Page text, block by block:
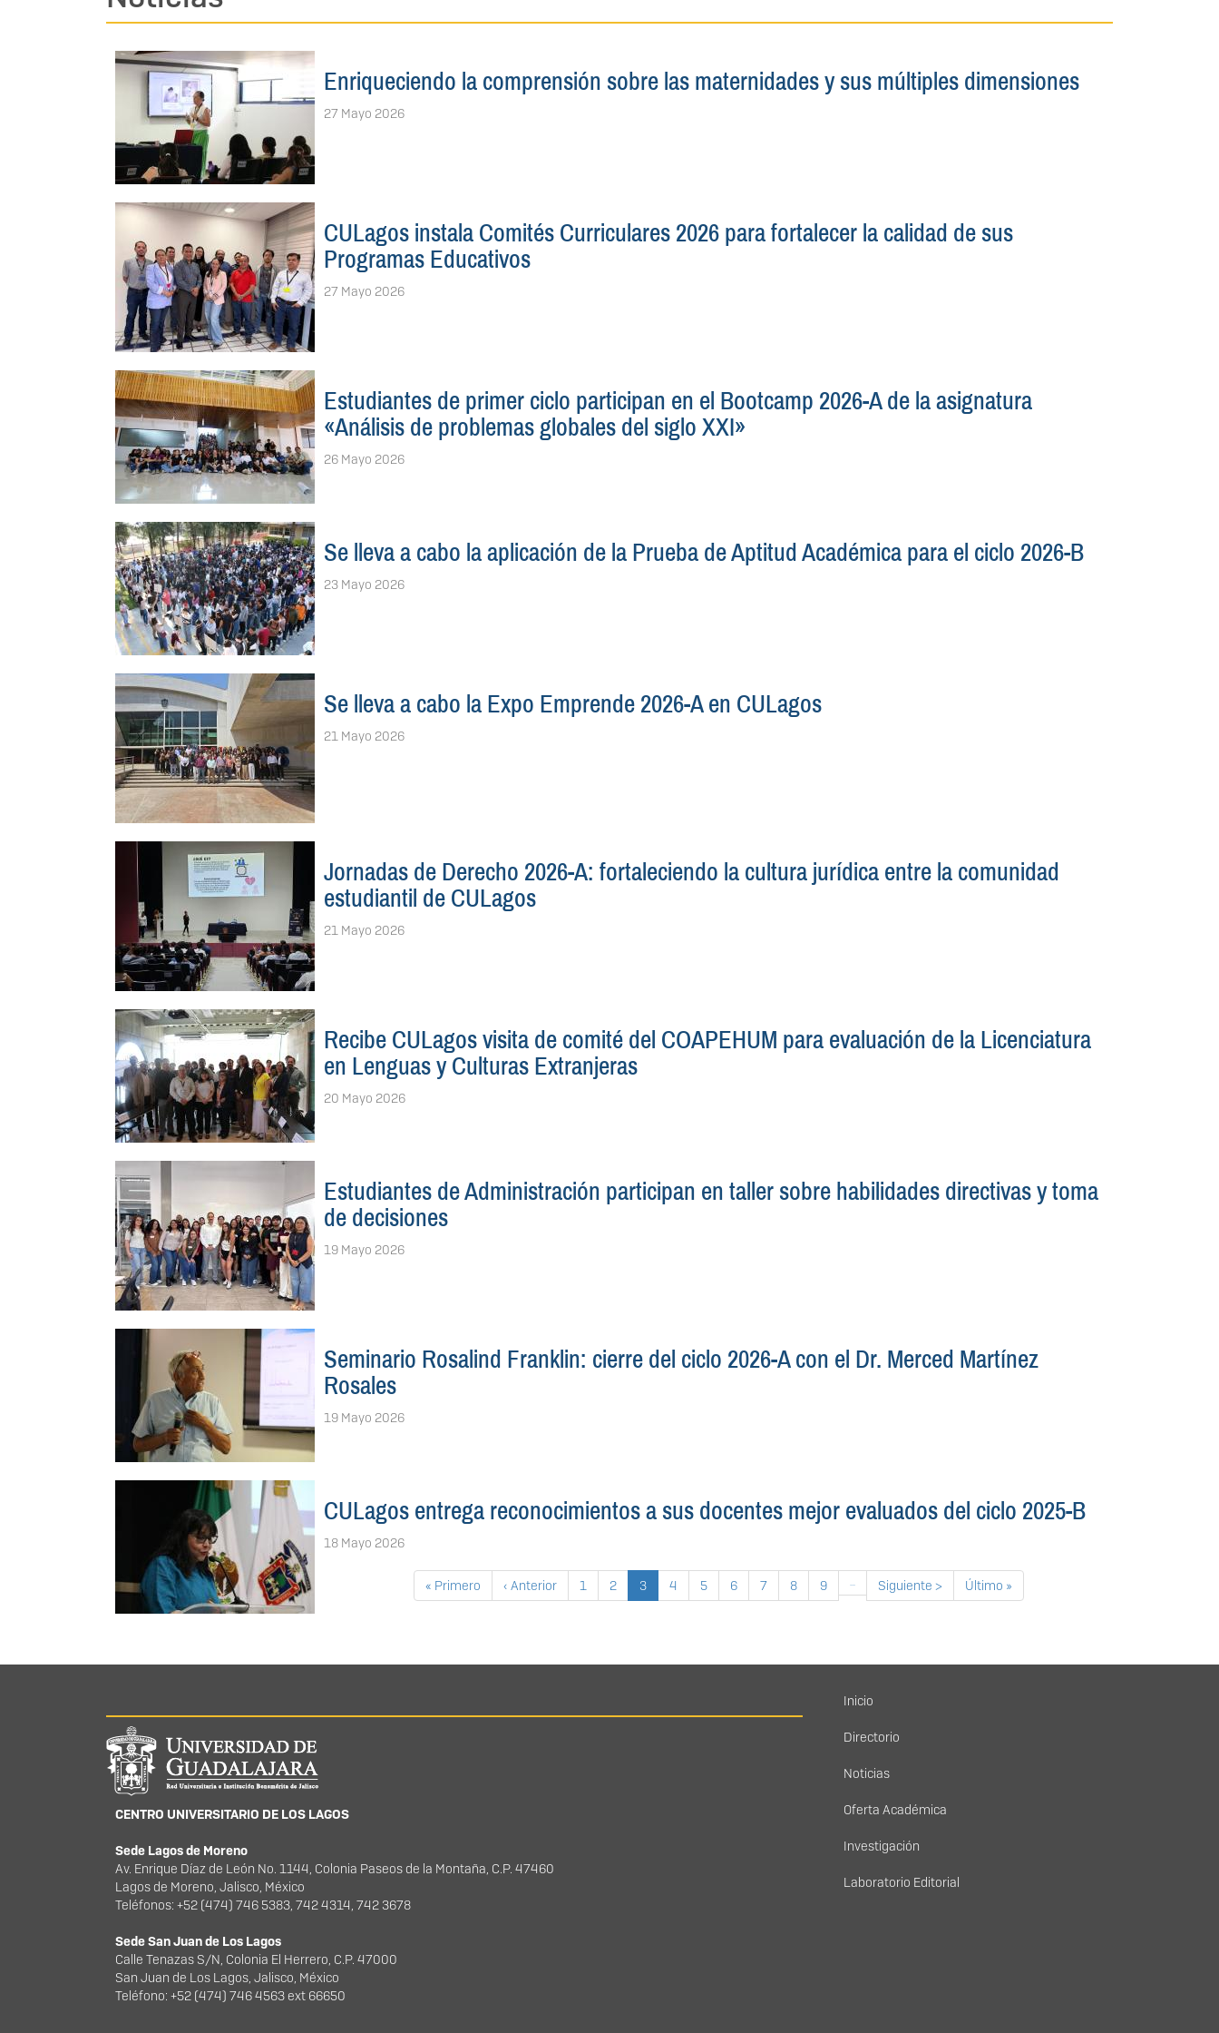
Enriqueciendo la comprensión sobre las maternidades y sus múltiples dimensiones
27 Mayo 2026
CULagos instala Comités Curriculares 2026 para fortalecer la calidad de sus
Programas Educativos
27 Mayo 2026
Estudiantes de primer ciclo participan en el Bootcamp 2026-A de la asignatura
«Análisis de problemas globales del siglo XXI»
26 Mayo 2026
Se lleva a cabo la aplicación de la Prueba de Aptitud Académica para el ciclo 2026-B
23 Mayo 2026
Se lleva a cabo la Expo Emprende 2026-A en CULagos
21 Mayo 2026
Jornadas de Derecho 2026-A: fortaleciendo la cultura jurídica entre la comunidad
estudiantil de CULagos
21 Mayo 2026
Recibe CULagos visita de comité del COAPEHUM para evaluación de la Licenciatura
en Lenguas y Culturas Extranjeras
20 Mayo 2026
Estudiantes de Administración participan en taller sobre habilidades directivas y toma
de decisiones
19 Mayo 2026
Seminario Rosalind Franklin: cierre del ciclo 2026-A con el Dr. Merced Martínez
Rosales
19 Mayo 2026
CULagos entrega reconocimientos a sus docentes mejor evaluados del ciclo 2025-B
18 Mayo 2026
Paginación
Primera página
« Primero Página anterior
‹ Anterior Página
1 Página
2 Página actual
3 Página
4 Página
5 Página
6 Página
7 Página
8 Página
9 … Siguiente página
Siguiente > Última página
Último »
Información del portal
CENTRO UNIVERSITARIO DE LOS LAGOS
Sede Lagos de Moreno
Av. Enrique Díaz de León No. 1144, Colonia Paseos de la Montaña, C.P. 47460
Lagos de Moreno, Jalisco, México
Teléfonos: +52 (474) 746 5383, 742 4314, 742 3678
Sede San Juan de Los Lagos
Calle Tenazas S/N, Colonia El Herrero, C.P. 47000
San Juan de Los Lagos, Jalisco, México
Teléfono: +52 (474) 746 4563 ext 66650
Menú principal
Inicio
Directorio
Noticias
Oferta Académica
Investigación
Laboratorio Editorial